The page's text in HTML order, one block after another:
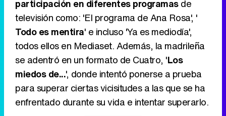
participación en diferentes programasde
televisión como: 'El programa de Ana Rosa', '
Todo es mentira' e incluso 'Ya es mediodía',
todos ellos en Mediaset. Además, la madrileña
se adentró en un formato de Cuatro, 'Los
miedos de...', donde intentó ponerse a prueba
para superar ciertas vicisitudes a las que se ha
enfrentado durante su vida e intentar superarlo.